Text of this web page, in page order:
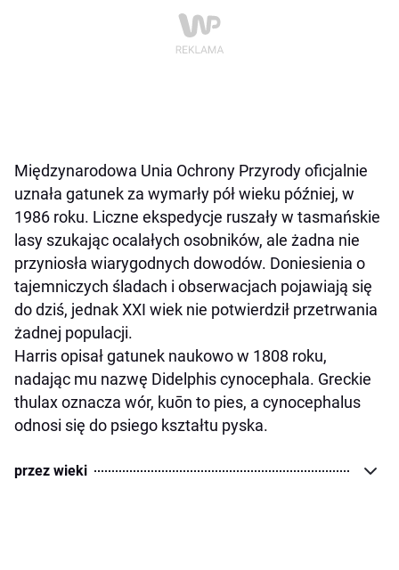
Międzynarodowa Unia Ochrony Przyrody oficjalnie
uznała gatunek za wymarły pół wieku później, w
1986 roku. Liczne ekspedycje ruszały w tasmańskie
lasy szukając ocalałych osobników, ale żadna nie
przyniosła wiarygodnych dowodów. Doniesienia o
tajemniczych śladach i obserwacjach pojawiają się
do dziś, jednak XXI wiek nie potwierdził przetrwania
żadnej populacji.
Harris opisał gatunek naukowo w 1808 roku,
nadając mu nazwę Didelphis cynocephala. Greckie
thulax oznacza wór, kuōn to pies, a cynocephalus
odnosi się do psiego kształtu pyska.
przez wieki